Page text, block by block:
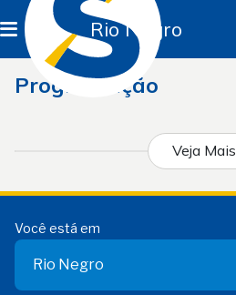
Rio Negro
Programação
Veja Mais
Você está em
Rio Negro